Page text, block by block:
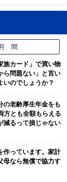
月 間
族カード」で買い物
ら問題ない」と言い
いのでしょうか？
の老齢厚生年金をも
方とも全額もらえる
減るって損じゃない
作っています。家計
母なら無償で協力す